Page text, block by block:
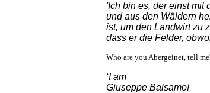
'Ich bin es, der einst mit
und aus den Wäldern
ist, um den Landwirt zu
dass er die Felder,
Who are you Abergeinet, tell
‘I am
Giuseppe Balsamo!